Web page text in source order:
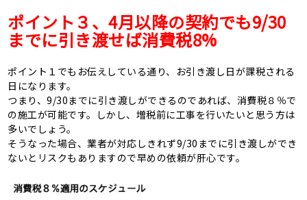
ポイント３、4月以降の契約でも9/30
までに引き渡せば消費税8%
ポイント１でもお伝えしている通り、お引き渡し日が課税される
日になります。
つまり、9/30までに引き渡しができるのであれば、消費税８％で
の施工が可能です。しかし、増税前に工事を行いたいと思う方は
多いでしょう。
そうなった場合、業者が対応しきれず9/30 までに引き渡しができ
ないとリスクもありますので早めの依頼が肝心です。